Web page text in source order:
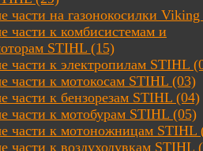
части на газонокосилки
части к комбисистемам и
STIHL (15)
части к электропилам STIHL
части к мотокосам STIHL (03)
части к бензорезам STIHL (04)
части к мотобурам STIHL (05)
части к мотоножницам STIHL
части к воздуходувкам STIHL